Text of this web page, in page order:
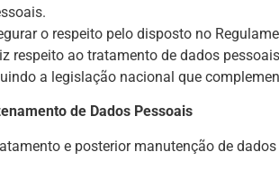
o respeito pelo disposto no
respeito ao tratamento de dados
a legislação nacional que
de Dados Pessoais
e posterior manutenção de